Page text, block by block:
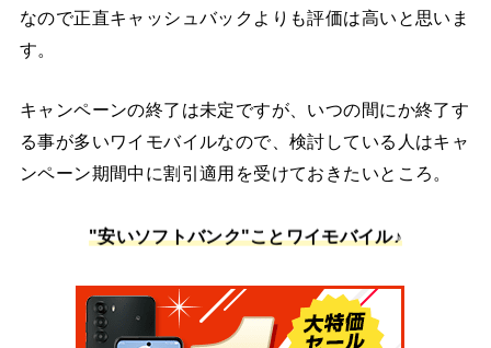
なので正直キャッシュバックよりも評価は高いと思いま
す。
キャンペーンの終了は未定ですが、いつの間にか終了す
る事が多いワイモバイルなので、検討している人はキャ
ンペーン期間中に割引適用を受けておきたいところ。
"安いソフトバンク"ことワイモバイル♪